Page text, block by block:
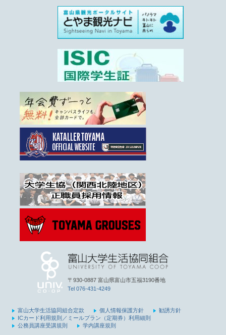
〒930-0887 富山県富山市五福3190番地
Tel 076-431-4249
富山大学生活協同組合定款 個人情報保護方針
勧誘方針
ICカード利用規則／ミールプラン（定期券）利用細則
公務員講座受講規則
学内講座規則